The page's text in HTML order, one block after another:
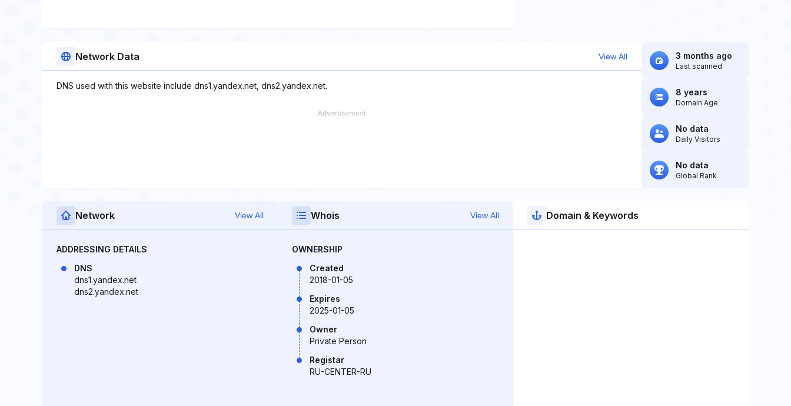
Network Data View All
DNS used with this website include dns1.yandex.net, dns2.yandex.net.
3 months ago
Last scanned
8 years
Domain Age
No data
Daily Visitors
No data
Global Rank
Network View All
ADDRESSING DETAILS
DNS
dns1.yandex.net
dns2.yandex.net
Whois View All
OWNERSHIP
Created
2018-01-05
Expires
2025-01-05
Owner
Private Person
Registar
RU-CENTER-RU
Domain & Keywords